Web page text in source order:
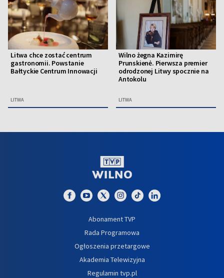
Litwa chce zostać centrum
gastronomii. Powstanie
Bałtyckie Centrum Innowacji
LITWA
Wilno żegna Kazimirę
Prunskienė. Pierwsza premier
odrodzonej Litwy spocznie na
Antokolu
LITWA
Abonament TVP
Rada Programowa
Ogłoszenia przetargowe
Akademia Telewizyjna
Regulamin tvp.pl